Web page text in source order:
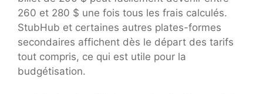
260 et 280 $ une fois tous les frais calculés.
StubHub et certaines autres plates-formes
secondaires affichent dès le départ des tarifs
tout compris, ce qui est utile pour la
budgétisation.